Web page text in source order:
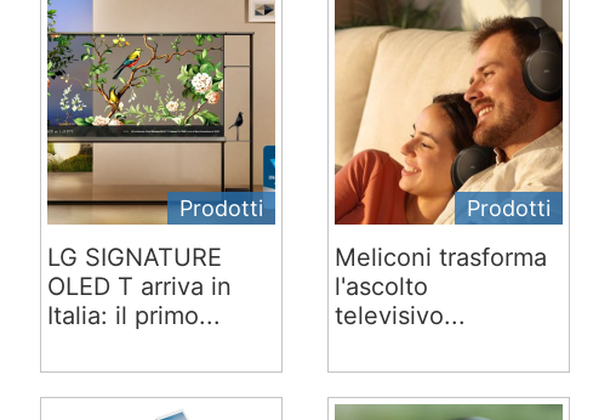
Prodotti
LG SIGNATURE
OLED T arriva in
Italia: il primo...
Prodotti
Meliconi trasforma
l'ascolto
televisivo...